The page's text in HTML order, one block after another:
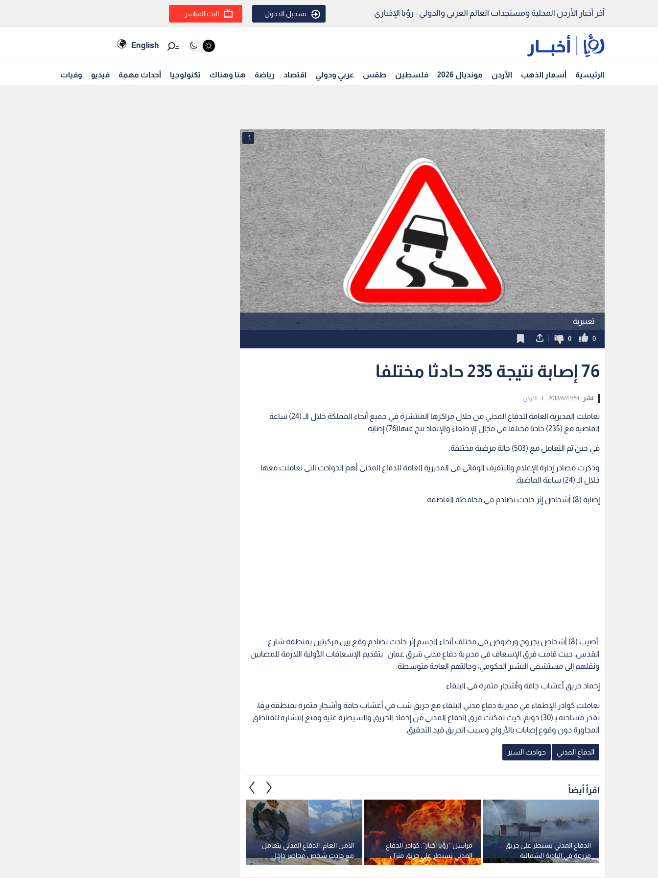
آخر أخبار الأردن المحلية ومستجدات العالم العربي والدولي - رؤيا الإخباري تسجيل الدخول البث المباشر
English
الرئيسية أسعار الذهب الأردن مونديال 2026 فلسطين طقس عربي ودولي اقتصاد رياضة هنا وهناك تكنولوجيا أحداث مهمة فيديو وفيات
تعبيرية
1
0
0
76 إصابة نتيجة 235 حادثا مختلفا
نشر :9:54 2018/6/4 الأردن
تعاملت المديرية العامة للدفاع المدني من خلال مراكزها المنتشرة في جميع أنحاء المملكة خلال الـ (24) ساعة
الماضية مع (235) حادثا مختلفا في مجال الإطفاء والإنقاذ نتج عنها(76) إصابة.
في حين تم التعامل مع (503) حالة مرضية مختلفة.
وذكرت مصادر إدارة الإعلام والتثقيف الوقائي في المديرية العامة للدفاع المدني أهم الحوادث التي تعاملت معها
خلال الـ (24) ساعة الماضية.
إصابة (8) أشخاص إثر حادث تصادم في محافظة العاصمة
أصيب (8) أشخاص بجروح ورضوض في مختلف أنحاء الجسم إثر حادث تصادم وقع بين مركبتين بمنطقة شارع
القدس، حيث قامت فرق الإسعاف في مديرية دفاع مدني شرق عمان بتقديم الإسعافات الأولية اللازمة للمصابين
ونقلهم إلى مستشفى البشير الحكومي، وحالتهم العامة متوسطة.
إخماد حريق أعشاب جافة وأشجار مثمرة في البلقاء
تعاملت كوادر الإطفاء في مديرية دفاع مدني البلقاء مع حريق شب في أعشاب جافة وأشجار مثمرة بمنطقة يرقا،
تقدر مساحته بـ(30) دونم، حيث تمكنت فرق الدفاع المدني من إخماد الحريق والسيطرة عليه ومنع انتشاره للمناطق
المجاورة دون وقوع إصابات بالأرواح وسبب الحريق قيد التحقيق.
الدفاع المدني حوادث السير
اقرأ أيضاً
الأمن العام: الدفاع المدني يتعامل
مع حادث شخص محاصر داخل
حفرة بمنزله في الزرقاء
مراسل "رؤيا أخبار": كوادر الدفاع
المدني تسيطر على حريق منزل
ومركبة وسط مادبا
الدفاع المدني يسيطر على حريق
مزرعة في البادية الشمالية
الشرقية وينقذ الأشجار المجاورة